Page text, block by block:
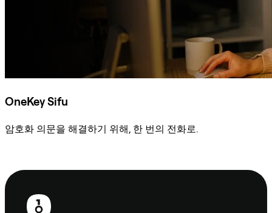
OneKey Sifu
암호화 의문을 해결하기 위해, 한 번의 전화로.
보